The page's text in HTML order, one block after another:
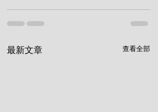
最新文章 查看全部